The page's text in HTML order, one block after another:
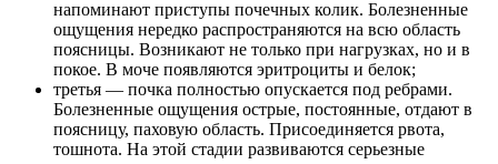
напоминают приступы почечных колик. Болезненные
ощущения нередко распространяются на всю область
поясницы. Возникают не только при нагрузках, но и в
покое. В моче появляются эритроциты и белок;
третья — почка полностью опускается под ребрами.
Болезненные ощущения острые, постоянные, отдают в
поясницу, паховую область. Присоединяется рвота,
тошнота. На этой стадии развиваются серьезные